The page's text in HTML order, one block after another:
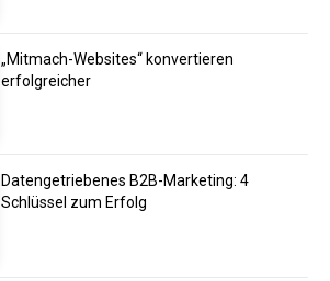
„Mitmach-Websites“ konvertieren
erfolgreicher
Datengetriebenes B2B-Marketing: 4
Schlüssel zum Erfolg